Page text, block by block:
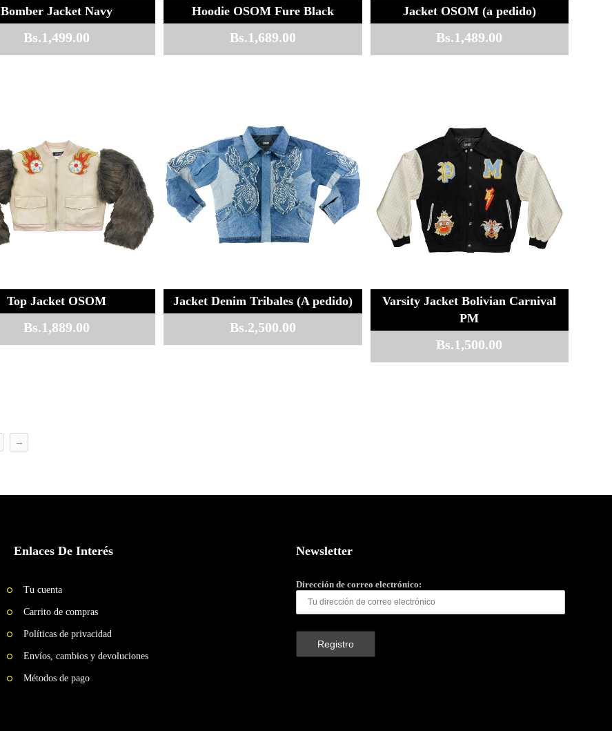
Bomber Jacket Navy
Bs.1,499.00
Hoodie OSOM Fure Black
Bs.1,689.00
Jacket OSOM (a pedido)
Bs.1,489.00
Top Jacket OSOM
Bs.1,889.00
Jacket Denim Tribales (A pedido)
Bs.2,500.00
Varsity Jacket Bolivian Carnival
PM
Bs.1,500.00
→
Enlaces De Interés
Tu cuenta
Carrito de compras
Políticas de privacidad
Envíos, cambios y devoluciones
Métodos de pago
Newsletter
Dirección de correo electrónico: